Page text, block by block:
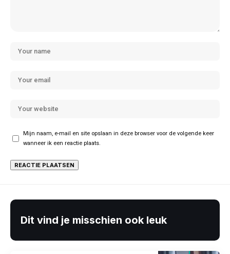
Mijn naam, e-mail en site opslaan in deze browser voor de volgende keer
wanneer ik een reactie plaats.
Dit vind je misschien ook leuk